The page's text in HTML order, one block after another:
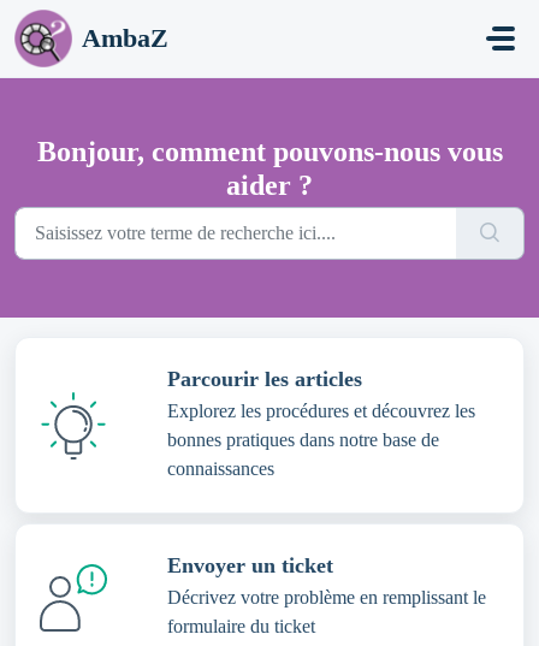
Passer au contenu principal
AmbaZ
Bonjour, comment pouvons-nous vous
aider ?
Parcourir les articles
Explorez les procédures et découvrez les
bonnes pratiques dans notre base de
connaissances
Envoyer un ticket
Décrivez votre problème en remplissant le
formulaire du ticket